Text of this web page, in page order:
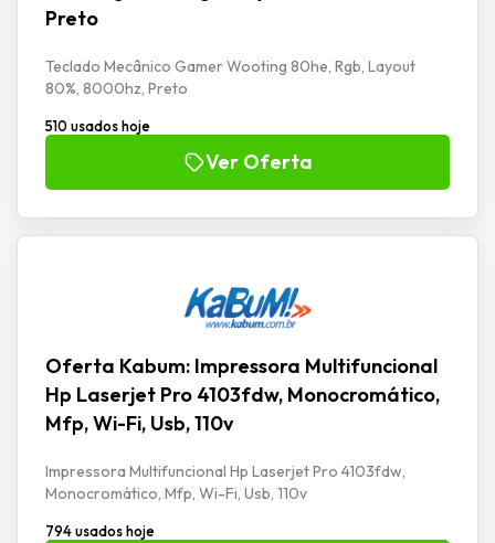
Preto
Teclado Mecânico Gamer Wooting 80he, Rgb, Layout
80%, 8000hz, Preto
510 usados hoje
Ver Oferta
Oferta Kabum: Impressora Multifuncional
Hp Laserjet Pro 4103fdw, Monocromático,
Mfp, Wi-Fi, Usb, 110v
Impressora Multifuncional Hp Laserjet Pro 4103fdw,
Monocromático, Mfp, Wi-Fi, Usb, 110v
794 usados hoje